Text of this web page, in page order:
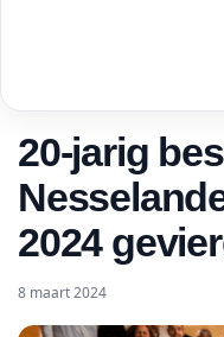
20-jarig
2024
8 maart 2024